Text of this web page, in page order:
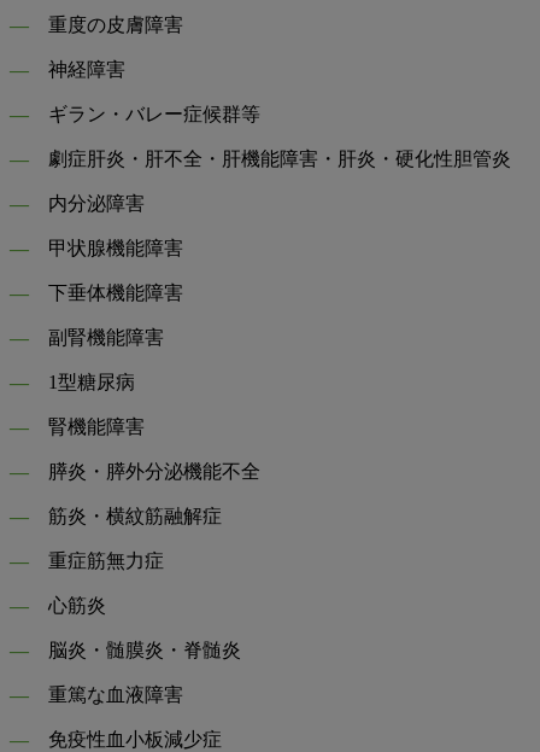
― 重度の皮膚障害
― 神経障害
― ギラン・バレー症候群等
― 劇症肝炎・肝不全・肝機能障害・肝炎・硬化性胆管炎
― 内分泌障害
― 甲状腺機能障害
― 下垂体機能障害
― 副腎機能障害
― 1型糖尿病
― 腎機能障害
― 膵炎・膵外分泌機能不全
― 筋炎・横紋筋融解症
― 重症筋無力症
― 心筋炎
― 脳炎・髄膜炎・脊髄炎
― 重篤な血液障害
― 免疫性血小板減少症